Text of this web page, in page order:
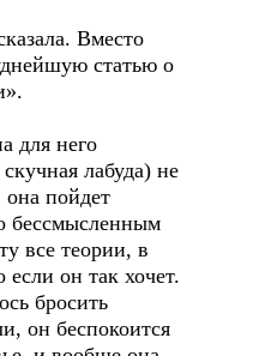
Вместо
статью о
для него
лабуда) не
она пойдет
бессмысленным
все теории, в
он так хочет.
бросить
он беспокоится